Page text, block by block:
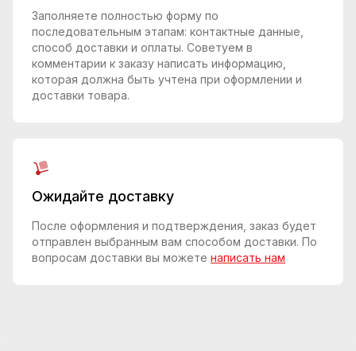
Заполняете полностью форму по
последовательным этапам: контактные данные,
способ доставки и оплаты. Советуем в
комментарии к заказу написать информацию,
которая должна быть учтена при оформлении и
доставки товара.
Ожидайте доставку
После оформления и подтверждения, заказ будет
отправлен выбранным вам способом доставки. По
вопросам доставки вы можете написать нам